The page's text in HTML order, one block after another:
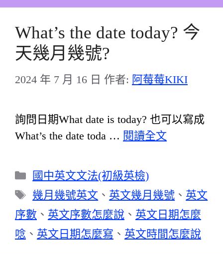
What’s the date today? 今
天幾月幾號?
2024 年 7 月 16 日 作者: 阿莓莓KIKI
詢問日期What date is today? 也可以寫成
What’s the date toda … 閱讀全文
分
類
國中英文文法(初級英檢)
標
籤
幾月幾號英文 、 英文幾月幾號 、 英文
序數 、 英文序數怎麼說 、 英文日期怎麼
唸 、 英文日期怎麼寫 、 英文時間怎麼說